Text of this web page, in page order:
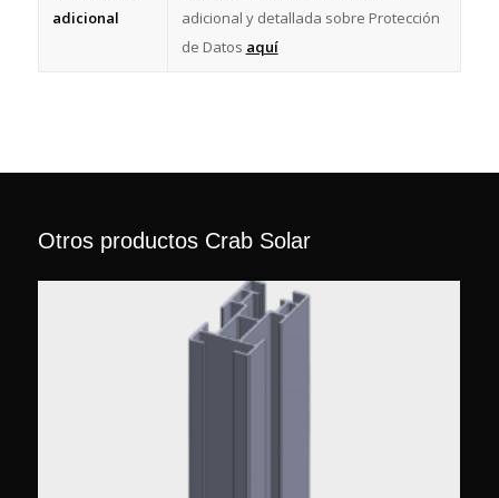
adicional
adicional y detallada sobre Protección
de Datos aquí
Otros productos Crab Solar